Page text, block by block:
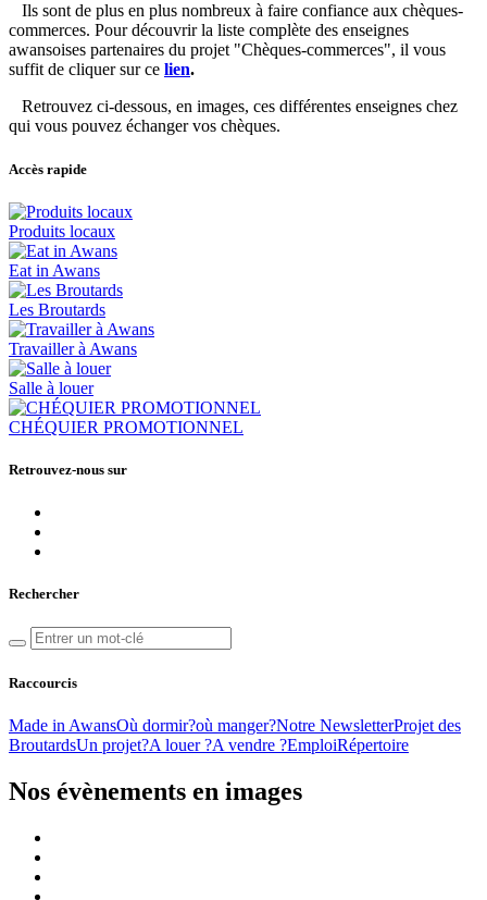
Ils sont de plus en plus nombreux à faire confiance aux chèques-
commerces. Pour découvrir la liste complète des enseignes
awansoises partenaires du projet "Chèques-commerces", il vous
suffit de cliquer sur ce lien.
Retrouvez ci-dessous, en images, ces différentes enseignes chez
qui vous pouvez échanger vos chèques.
Accès rapide
Produits locaux
Eat in Awans
Les Broutards
Travailler à Awans
Salle à louer
CHÉQUIER PROMOTIONNEL
Retrouvez-nous sur
Rechercher
Raccourcis
Made in AwansOù dormir?où manger?Notre NewsletterProjet des
BroutardsUn projet?A louer ?A vendre ?EmploiRépertoire
Nos évènements en images